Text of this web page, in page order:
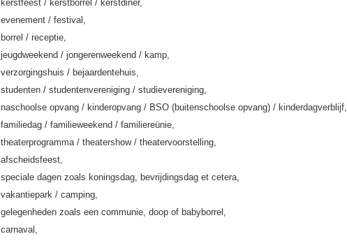
kerstfeest / kerstborrel / kerstdiner,
evenement / festival,
borrel / receptie,
jeugdweekend / jongerenweekend / kamp,
verzorgingshuis / bejaardentehuis,
studenten / studentenvereniging / studievereniging,
naschoolse opvang / kinderopvang / BSO (buitenschoolse opvang) / kinderdagverblijf,
familiedag / familieweekend / familiereünie,
theaterprogramma / theatershow / theatervoorstelling,
afscheidsfeest,
speciale dagen zoals koningsdag, bevrijdingsdag et cetera,
vakantiepark / camping,
gelegenheden zoals een communie, doop of babyborrel,
carnaval,